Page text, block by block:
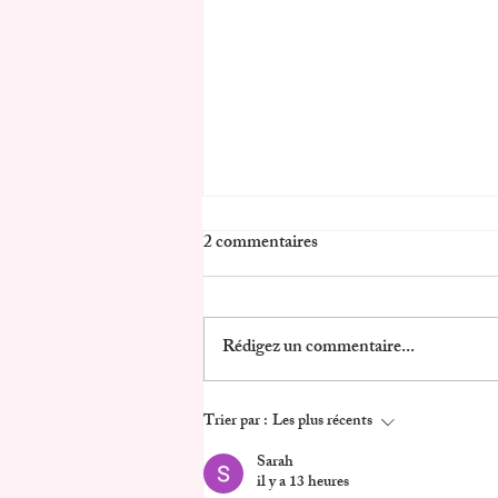
Coffret Cadeau Shooting Photo
Couple, Famille & Bébé valable
2 commentaires
Rédigez un commentaire...
Trier par : Les plus récents
Sarah
il y a 13 heures